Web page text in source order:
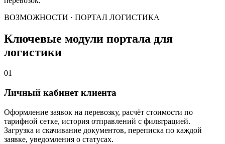
ВОЗМОЖНОСТИ · ПОРТАЛ ЛОГИСТИКА
Ключевые модули портала для
логистики
01
Личный кабинет клиента
Оформление заявок на перевозку, расчёт стоимости по
тарифной сетке, история отправлений с фильтрацией.
Загрузка и скачивание документов, переписка по каждой
заявке, уведомления о статусах.